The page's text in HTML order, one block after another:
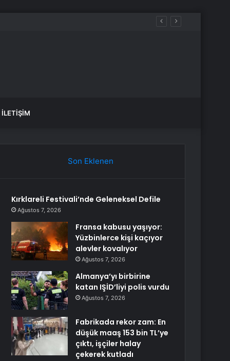
İLETIŞIM
Son Eklenen
Kırklareli Festivali’nde Geleneksel Defile
Ağustos 7, 2026
Fransa kabusu yaşıyor:
Yüzbinlerce kişi kaçıyor
alevler kovalıyor
Ağustos 7, 2026
Almanya’yı birbirine
katan IŞİD’liyi polis vurdu
Ağustos 7, 2026
Fabrikada rekor zam: En
düşük maaş 153 bin TL’ye
çıktı, işçiler halay
çekerek kutladı